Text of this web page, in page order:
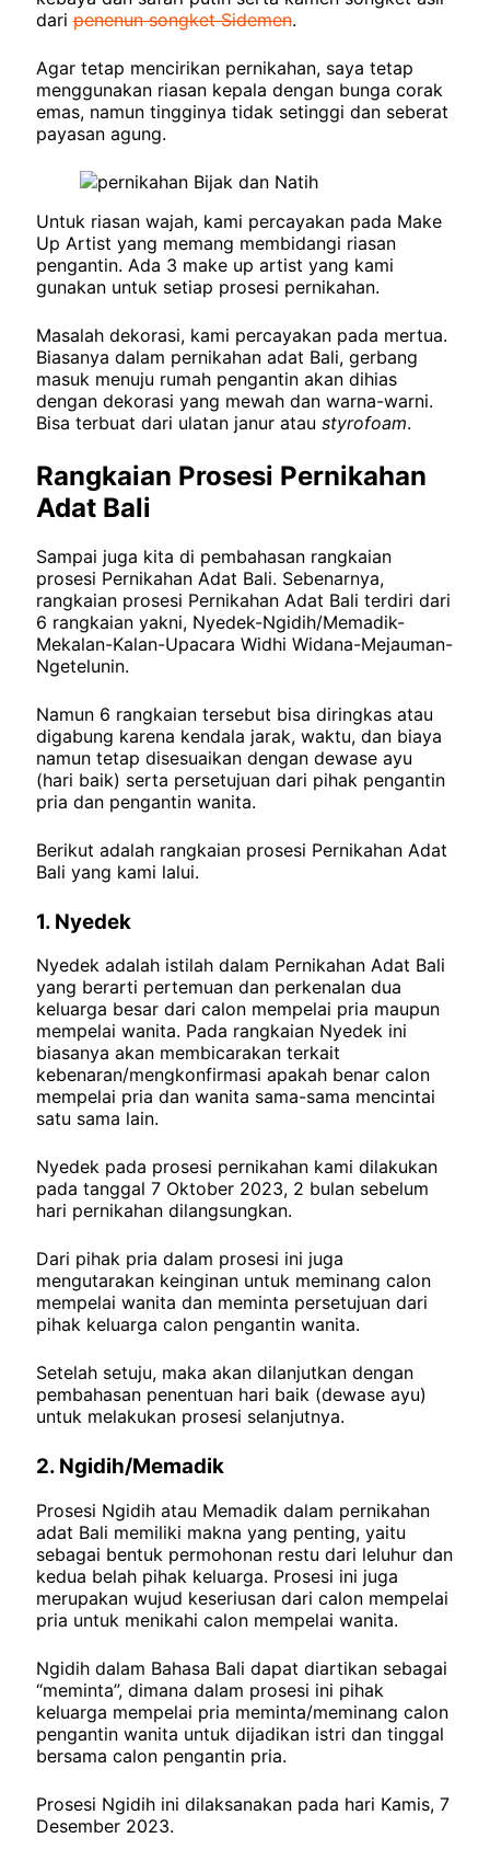
daripenenun songket Sidemen.
Agar tetap mencirikan pernikahan, saya tetap
menggunakan riasan kepala dengan bunga corak
emas, namun tingginya tidak setinggi dan seberat
payasan agung.
Untuk riasan wajah, kami percayakan pada Make
Up Artist yang memang membidangi riasan
pengantin. Ada 3 make up artist yang kami
gunakan untuk setiap prosesi pernikahan.
Masalah dekorasi, kami percayakan pada mertua.
Biasanya dalam pernikahan adat Bali, gerbang
masuk menuju rumah pengantin akan dihias
dengan dekorasi yang mewah dan warna-warni.
Bisa terbuat dari ulatan janur atau styrofoam.
Rangkaian Prosesi Pernikahan
Adat Bali
Sampai juga kita di pembahasan rangkaian
prosesi Pernikahan Adat Bali. Sebenarnya,
rangkaian prosesi Pernikahan Adat Bali terdiri dari
6 rangkaian yakni, Nyedek-Ngidih/Memadik-
Mekalan-Kalan-Upacara Widhi Widana-Mejauman-
Ngetelunin.
Namun 6 rangkaian tersebut bisa diringkas atau
digabung karena kendala jarak, waktu, dan biaya
namun tetap disesuaikan dengan dewase ayu
(hari baik) serta persetujuan dari pihak pengantin
pria dan pengantin wanita.
Berikut adalah rangkaian prosesi Pernikahan Adat
Bali yang kami lalui.
1. Nyedek
Nyedek adalah istilah dalam Pernikahan Adat Bali
yang berarti pertemuan dan perkenalan dua
keluarga besar dari calon mempelai pria maupun
mempelai wanita. Pada rangkaian Nyedek ini
biasanya akan membicarakan terkait
kebenaran/mengkonfirmasi apakah benar calon
mempelai pria dan wanita sama-sama mencintai
satu sama lain.
Nyedek pada prosesi pernikahan kami dilakukan
pada tanggal 7 Oktober 2023, 2 bulan sebelum
hari pernikahan dilangsungkan.
Dari pihak pria dalam prosesi ini juga
mengutarakan keinginan untuk meminang calon
mempelai wanita dan meminta persetujuan dari
pihak keluarga calon pengantin wanita.
Setelah setuju, maka akan dilanjutkan dengan
pembahasan penentuan hari baik (dewase ayu)
untuk melakukan prosesi selanjutnya.
2. Ngidih/Memadik
Prosesi Ngidih atau Memadik dalam pernikahan
adat Bali memiliki makna yang penting, yaitu
sebagai bentuk permohonan restu dari leluhur dan
kedua belah pihak keluarga. Prosesi ini juga
merupakan wujud keseriusan dari calon mempelai
pria untuk menikahi calon mempelai wanita.
Ngidih dalam Bahasa Bali dapat diartikan sebagai
“meminta”, dimana dalam prosesi ini pihak
keluarga mempelai pria meminta/meminang calon
pengantin wanita untuk dijadikan istri dan tinggal
bersama calon pengantin pria.
Prosesi Ngidih ini dilaksanakan pada hari Kamis, 7
Desember 2023.